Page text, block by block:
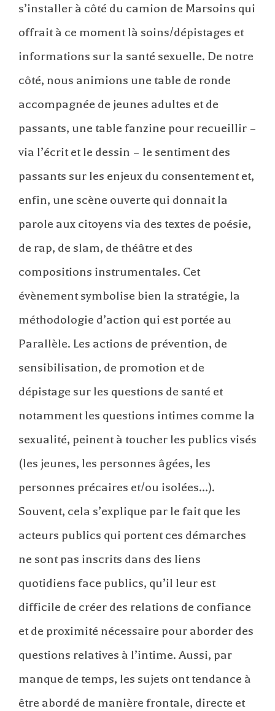
s’installer à côté du camion de Marsoins qui
offrait à ce moment là soins/dépistages et
informations sur la santé sexuelle. De notre
côté, nous animions une table de ronde
accompagnée de jeunes adultes et de
passants, une table fanzine pour recueillir –
via l’écrit et le dessin – le sentiment des
passants sur les enjeux du consentement et,
enfin, une scène ouverte qui donnait la
parole aux citoyens via des textes de poésie,
de rap, de slam, de théâtre et des
compositions instrumentales. Cet
évènement symbolise bien la stratégie, la
méthodologie d’action qui est portée au
Parallèle. Les actions de prévention, de
sensibilisation, de promotion et de
dépistage sur les questions de santé et
notamment les questions intimes comme la
sexualité, peinent à toucher les publics visés
(les jeunes, les personnes âgées, les
personnes précaires et/ou isolées…).
Souvent, cela s’explique par le fait que les
acteurs publics qui portent ces démarches
ne sont pas inscrits dans des liens
quotidiens face publics, qu’il leur est
difficile de créer des relations de confiance
et de proximité nécessaire pour aborder des
questions relatives à l’intime. Aussi, par
manque de temps, les sujets ont tendance à
être abordé de manière frontale, directe et